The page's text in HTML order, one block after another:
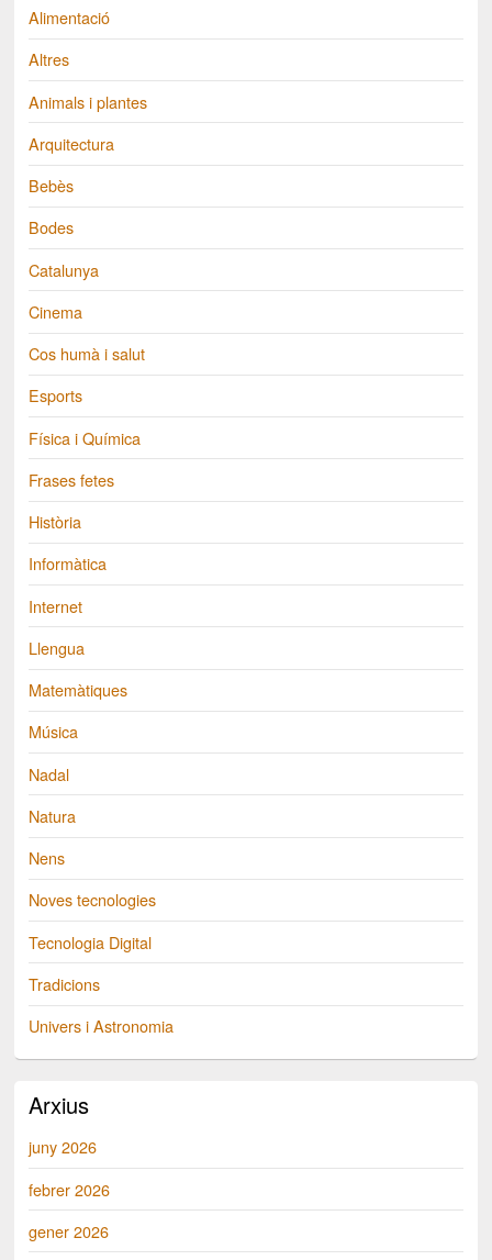
Alimentació
Altres
Animals i plantes
Arquitectura
Bebès
Bodes
Catalunya
Cinema
Cos humà i salut
Esports
Física i Química
Frases fetes
Història
Informàtica
Internet
Llengua
Matemàtiques
Música
Nadal
Natura
Nens
Noves tecnologies
Tecnologia Digital
Tradicions
Univers i Astronomia
Arxius
juny 2026
febrer 2026
gener 2026